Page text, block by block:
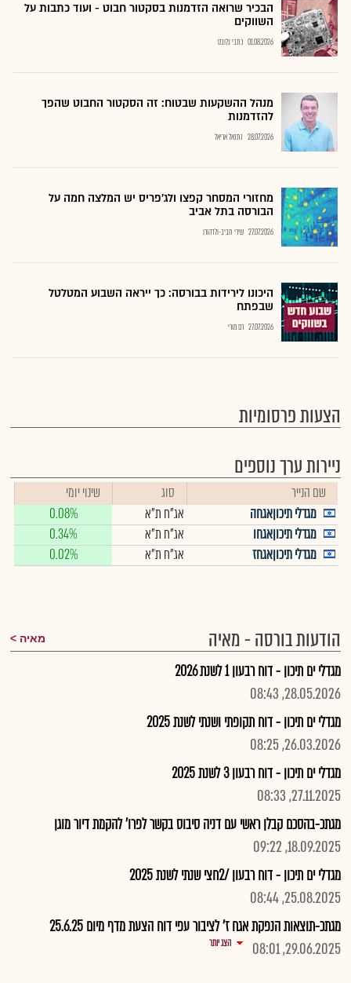
הבכיר שרואה הזדמנות בסקטור חבוט - ועוד כתבות על
השווקים
01.08.2026 כתבי גלובס
מנהל ההשקעות שבטוח: זה הסקטור החבוט שהפך
להזדמנות
28.07.2026 נתנאל אריאל
מחזורי המסחר קפצו ולג'פריס יש המלצה חמה על
הבורסה בתל אביב
27.07.2026 שירי חביב-ולדהורן
היכונו לירידות בבורסה: כך ייראה השבוע המטלטל
שבפתח
27.07.2026 רם מורי
הצעות פרסומיות
ניירות ערך נוספים
שם הנייר סוג
שינוי יומי
מגדלי תיכוןאגחה
אג"ח ת"א
0.08%
מגדלי תיכוןאגחו
אג"ח ת"א
0.34%
מגדלי תיכוןאגחז
אג"ח ת"א 0.02%
הודעות בורסה - מאיה מאיה
מגדלי ים תיכון - דוח רבעון 1 לשנת 2026
28.05.2026, 08:43
מגדלי ים תיכון - דוח תקופתי ושנתי לשנת 2025
26.03.2026, 08:25
מגדלי ים תיכון - דוח רבעון 3 לשנת 2025
27.11.2025, 08:33
מגתכ-בהסכם קבלן ראשי עם דניה סיבוס בקשר לפרו' להקמת דיור מוגן
18.09.2025, 09:22
מגדלי ים תיכון - דוח רבעון /2חצי שנתי לשנת 2025
25.08.2025, 08:44
מגתכ-תוצאות הנפקת אגח ז' לציבור עפי דוח הצעת מדף מיום 25.6.25
29.06.2025, 08:01
הצג יותר